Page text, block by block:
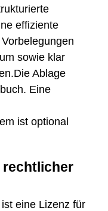
effiziente
sowie klar
Ablage
Eine
ist optional
rechtlicher
ist eine Lizenz für